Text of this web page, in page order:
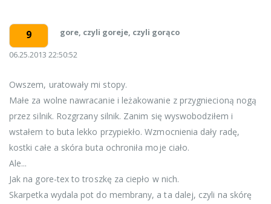
9 gore, czyli goreje, czyli gorąco
06.25.2013 22:50:52
Owszem, uratowały mi stopy.
Małe za wolne nawracanie i leżakowanie z przygniecioną nogą
przez silnik. Rozgrzany silnik. Zanim się wyswobodziłem i
wstałem to buta lekko przypiekło. Wzmocnienia dały radę,
kostki całe a skóra buta ochroniła moje ciało.
Ale...
Jak na gore-tex to troszkę za ciepło w nich.
Skarpetka wydala pot do membrany, a ta dalej, czyli na skórę